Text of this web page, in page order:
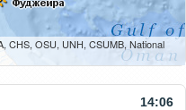
OSU, UNH, CSUMB, National
14:06